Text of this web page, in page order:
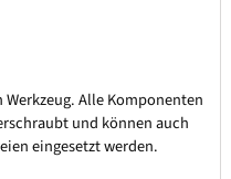
Alle Komponenten
und können auch
eingesetzt werden.